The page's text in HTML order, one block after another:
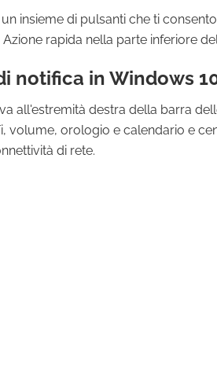
insieme di pulsanti che ti
Azione rapida nella parte inferiore
notifica in Windows
all'estremità destra della barra
volume, orologio e calendario e
di rete.